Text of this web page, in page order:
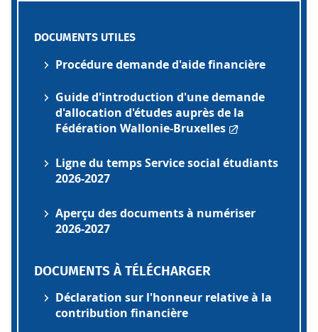
DOCUMENTS UTILES
Procédure demande d'aide financière
Guide d'introduction d'une demande
d'allocation d'études auprès de la
Fédération Wallonie-Bruxelles
Ligne du temps Service social étudiants
2026-2027
Aperçu des documents à numériser
2026-2027
DOCUMENTS À TÉLÉCHARGER
Déclaration sur l'honneur relative à la
contribution financière